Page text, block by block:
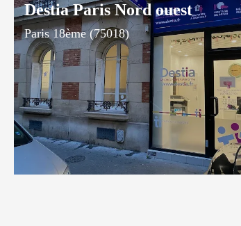
Destia Paris Nord ouest
Paris 18ème (75018)